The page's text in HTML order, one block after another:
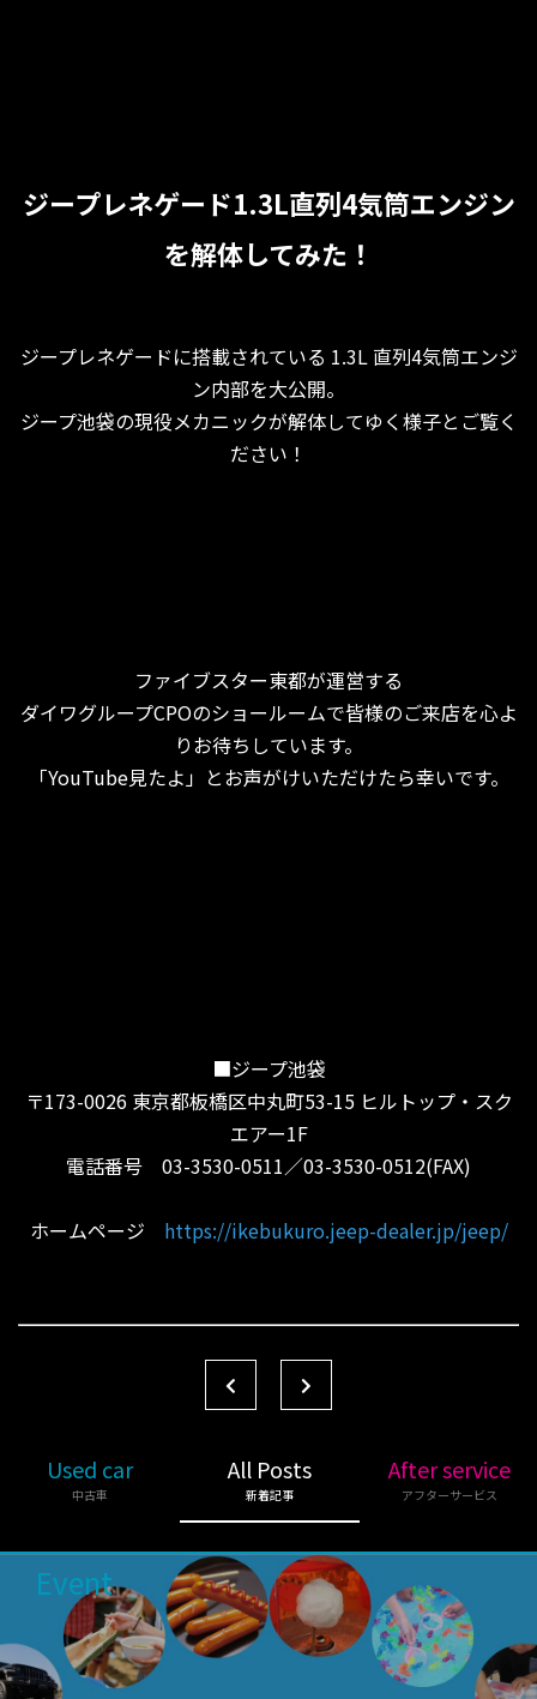
ジープレネゲード1.3L直列4気筒エンジン
を解体してみた！
ジープレネゲードに搭載されている 1.3L 直列4気筒エンジ
ン内部を大公開。
ジープ池袋の現役メカニックが解体してゆく様子とご覧く
ださい！
ファイブスター東都が運営する
ダイワグループCPOのショールームで皆様のご来店を心よ
りお待ちしています。
「YouTube見たよ」とお声がけいただけたら幸いです。
■ジープ池袋
〒173-0026 東京都板橋区中丸町53-15 ヒルトップ・スク
エアー1F
電話番号 03-3530-0511／03-3530-0512(FAX)
ホームページ https://ikebukuro.jeep-dealer.jp/jeep/
Used car
中古車
All Posts
新着記事
After service
アフターサービス
Event